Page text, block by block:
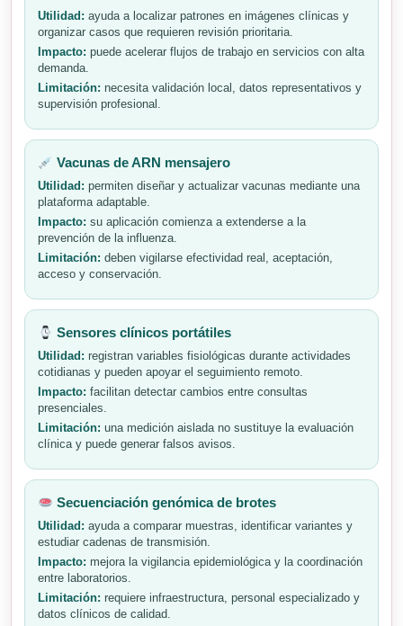
Utilidad: ayuda a localizar patrones en imágenes clínicas y
organizar casos que requieren revisión prioritaria.
Impacto: puede acelerar flujos de trabajo en servicios con alta
demanda.
Limitación: necesita validación local, datos representativos y
supervisión profesional.
Vacunas de ARN mensajero
Utilidad: permiten diseñar y actualizar vacunas mediante una
plataforma adaptable.
Impacto: su aplicación comienza a extenderse a la
prevención de la influenza.
Limitación: deben vigilarse efectividad real, aceptación,
acceso y conservación.
Sensores clínicos portátiles
Utilidad: registran variables fisiológicas durante actividades
cotidianas y pueden apoyar el seguimiento remoto.
Impacto: facilitan detectar cambios entre consultas
presenciales.
Limitación: una medición aislada no sustituye la evaluación
clínica y puede generar falsos avisos.
Secuenciación genómica de brotes
Utilidad: ayuda a comparar muestras, identificar variantes y
estudiar cadenas de transmisión.
Impacto: mejora la vigilancia epidemiológica y la coordinación
entre laboratorios.
Limitación: requiere infraestructura, personal especializado y
datos clínicos de calidad.